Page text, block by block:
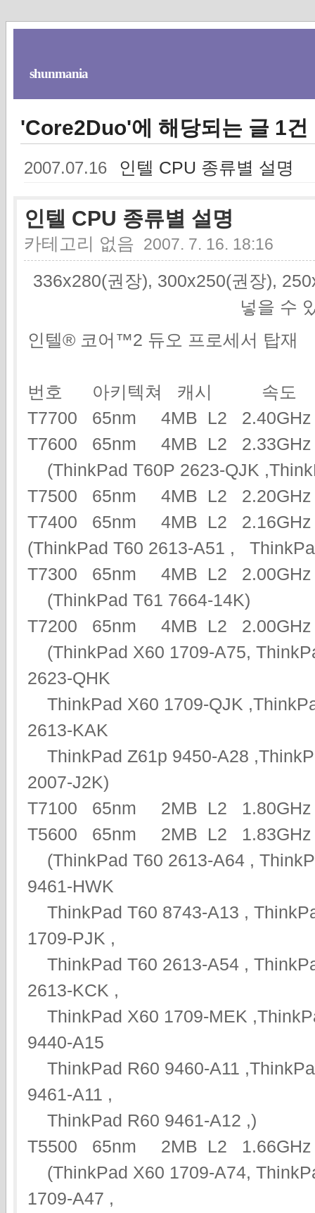
shunmania
'Core2Duo'에 해당되는 글 1건
2007.07.16 인텔 CPU 종류별 설명
인텔 CPU 종류별 설명
카테고리 없음 2007. 7. 16. 18:16
336x280(권장), 300x250(권장),
넣을 수
인텔® 코어™2 듀오 프로세서 탑재
번호 아키텍쳐 캐시 속도
T7700 65nm 4MB L2
T7600 65nm 4MB L2
(ThinkPad T60P 2623-QJK
T7500 65nm 4MB L2
T7400 65nm 4MB L2 2.16GHz
(ThinkPad T60 2613-A51 ,
T7300 65nm 4MB L2 2.00GHz
(ThinkPad T61 7664-14K)
T7200 65nm 4MB L2
(ThinkPad X60 1709-A75,
2623-QHK
ThinkPad X60 1709-QJK
2613-KAK
ThinkPad Z61p 9450-A28
2007-J2K)
T7100 65nm 2MB L2
T5600 65nm 2MB L2 1.83GHz
(ThinkPad T60 2613-A64 ,
9461-HWK
ThinkPad T60 8743-A13 ,
1709-PJK ,
ThinkPad T60 2613-A54 ,
2613-KCK ,
ThinkPad X60 1709-MEK
9440-A15
ThinkPad R60 9460-A11
9461-A11 ,
ThinkPad R60 9461-A12 ,)
T5500 65nm 2MB L2 1.66GHz
(ThinkPad X60 1709-A74,
1709-A47 ,